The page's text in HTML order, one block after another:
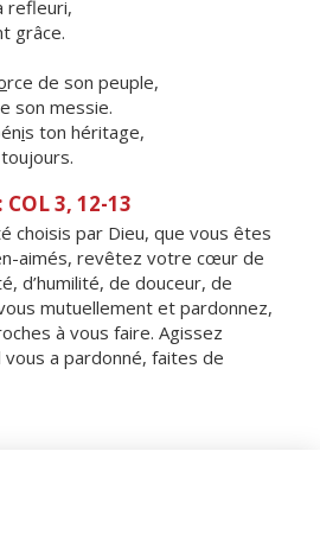
refleuri,
grâce.
rce de son peuple,
son messie.
is ton héritage,
toujours.
COL 3, 12-13
choisis par Dieu, que vous êtes
aimés, revêtez votre cœur de
d’humilité, de douceur, de
mutuellement et pardonnez,
à vous faire. Agissez
vous a pardonné, faites de
d'amour.